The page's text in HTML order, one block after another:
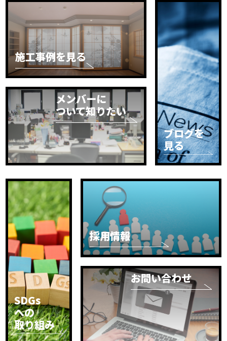
施工事例を見る
メンバーに
ついて知りたい
ブログを
見る
SDGs
への
取り組み
採用情報
お問い合わせ